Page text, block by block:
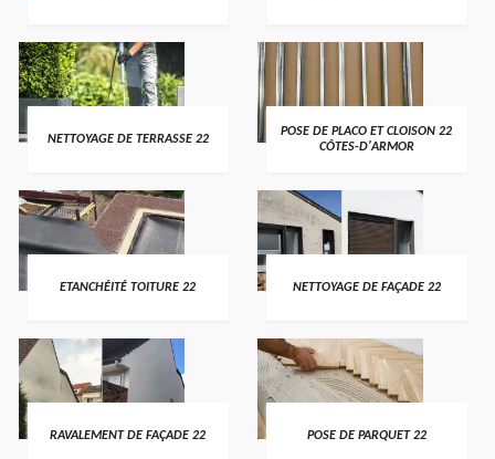
NETTOYAGE DE TERRASSE 22
POSE DE PLACO ET CLOISON 22
CÔTES-D'ARMOR
ETANCHÉITÉ TOITURE 22 NETTOYAGE DE FAÇADE 22
RAVALEMENT DE FAÇADE 22 POSE DE PARQUET 22